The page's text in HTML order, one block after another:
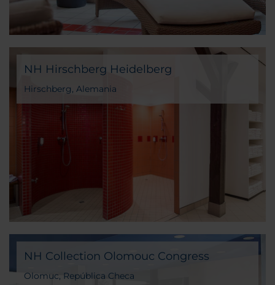
NH Hirschberg Heidelberg
Hirschberg, Alemania
NH Collection Olomouc Congress
Olomuc, República Checa